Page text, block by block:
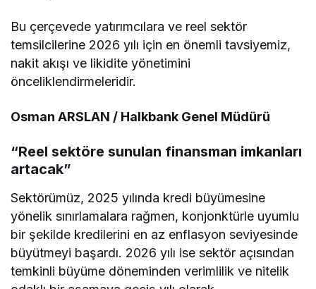
Bu çerçevede yatırımcılara ve reel sektör
temsilcilerine 2026 yılı için en önemli tavsiyemiz,
nakit akışı ve likidite yönetimini
önceliklendirmeleridir.
Osman ARSLAN / Halkbank Genel Müdürü
“Reel sektöre sunulan finansman imkanları
artacak”
Sektörümüz, 2025 yılında kredi büyümesine
yönelik sınırlamalara rağmen, konjonktürle uyumlu
bir şekilde kredilerini en az enflasyon seviyesinde
büyütmeyi başardı. 2026 yılı ise sektör açısından
temkinli büyüme döneminden verimlilik ve nitelik